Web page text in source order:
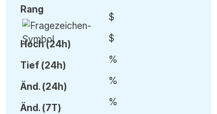
Rang
Hoch (24h)
Tief (24h)
Änd. (24h)
Änd. (7T)
$
$
%
%
%